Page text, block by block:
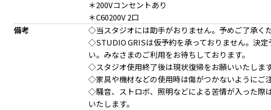
＊200Vコンセントあり
＊C60200V 2口
備考
◇当スタジオには助手がおりません。予めご了承くだ
◇STUDIO GRISは仮予約を承っておりません。決
い。みなさまのご利用をお待ちしております。
◇スタジオ使用終了後は現状復帰をお願いいたします
◇家具や機材などの使用時は傷がつかないようにご
◇騒音、ストロボ、照明などによる苦情が入った際
いたします。